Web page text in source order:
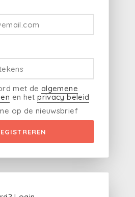
met de algemene
en hetprivacy beleid
op de nieuwsbrief